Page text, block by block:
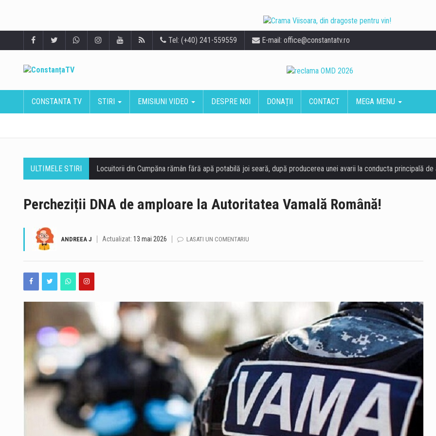
Tel: (+40) 241-559559 E-mail: office@constantatv.ro
CONSTANTA TV STIRI EMISIUNI VIDEO DESPRE NOI DONAȚII CONTACT MEGA MENU
ULTIMELE STIRI
Percheziții DNA de amploare la Autoritatea Vamală Română!
ANDREEA J Actualizat: 13 mai 2026 LASATI UN COMENTARIU